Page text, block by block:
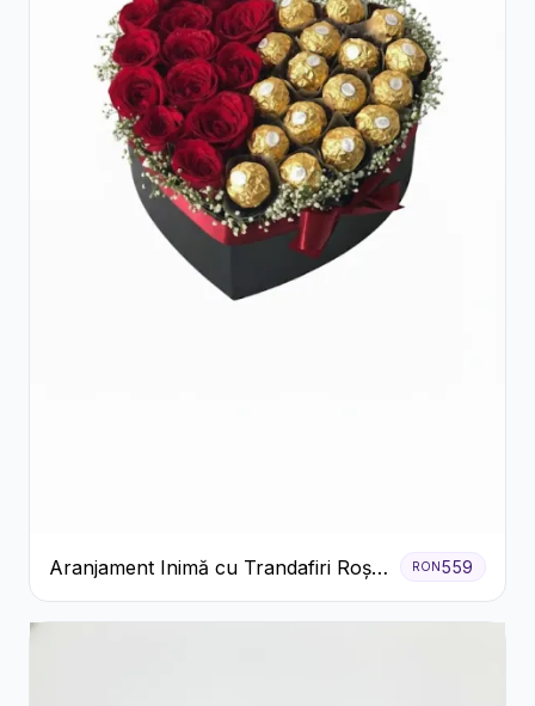
Aranjament Inimă cu Trandafiri Roșii
și Ciocolată Ferrero Rocher
RON559